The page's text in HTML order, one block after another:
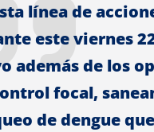
línea de
este viernes
además de los
focal,
de dengue